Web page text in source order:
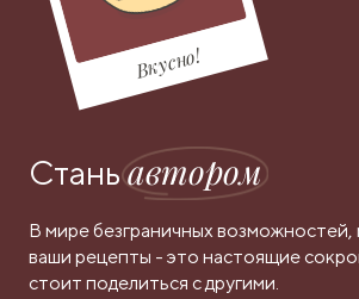
Вкусно!
Станьавтором
В мире безграничных возможностей,
ваши рецепты - это настоящие
стоит поделиться с другими.